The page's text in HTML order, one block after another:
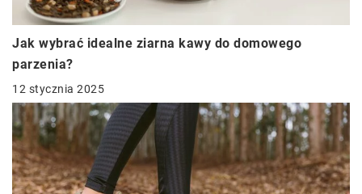
Jak wybrać idealne ziarna kawy do domowego
parzenia?
12 stycznia 2025